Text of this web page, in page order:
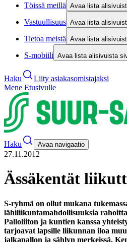
Töissä meillä Avaa lista
Vastuullisuus Avaa lista
Tietoa meistä Avaa lista
S-mobiili Avaa lista alisivuista
Haku
Liity asiakasomistajaksi
Mene Etusivulle
Haku Avaa navigaatio
27.11.2012
Ässäkentät
S-ryhmä on ollut mukana
lähiliikuntamahdollisuuksia
Palloliiton ja kuntien kanssa
tarjoavat lapsille liikunnan iloa
jalkapallon ja sählyn merkeissä.